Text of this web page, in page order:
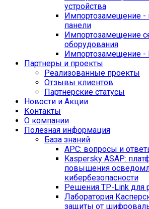
устройства
Импортозамещение -
панели
Импортозамещение
оборудования
Импортозамещение
Партнеры и проекты
Реализованные проекты
Отзывы клиентов
Партнерские статусы
Новости и Акции
Контакты
O компании
Полезная информация
База знаний
APC: вопросы и
Kaspersky ASAP:
повышения
кибербезопасности
Решения TP-Link для
Лаборатория
защиты от